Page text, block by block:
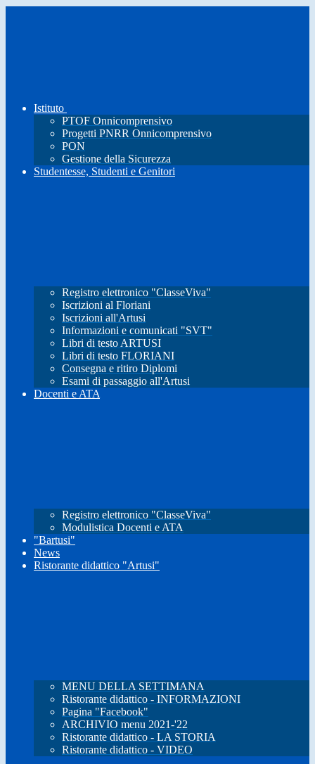
Istituto
PTOF Onnicomprensivo
Progetti PNRR Onnicomprensivo
PON
Gestione della Sicurezza
Studentesse, Studenti e Genitori
Registro elettronico "ClasseViva"
Iscrizioni al Floriani
Iscrizioni all'Artusi
Informazioni e comunicati "SVT"
Libri di testo ARTUSI
Libri di testo FLORIANI
Consegna e ritiro Diplomi
Esami di passaggio all'Artusi
Docenti e ATA
Registro elettronico "ClasseViva"
Modulistica Docenti e ATA
"Bartusi"
News
Ristorante didattico "Artusi"
MENU DELLA SETTIMANA
Ristorante didattico - INFORMAZIONI
Pagina "Facebook"
ARCHIVIO menu 2021-'22
Ristorante didattico - LA STORIA
Ristorante didattico - VIDEO